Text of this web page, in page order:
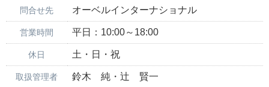
問合せ先 オーベルインターナショナル
営業時間 平日：10:00～18:00
休日 土・日・祝
取扱管理者 鈴木 純・辻 賢一